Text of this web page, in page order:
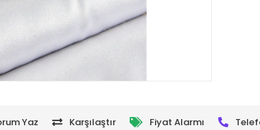
Yaz Karşılaştır Fiyat Alarmı